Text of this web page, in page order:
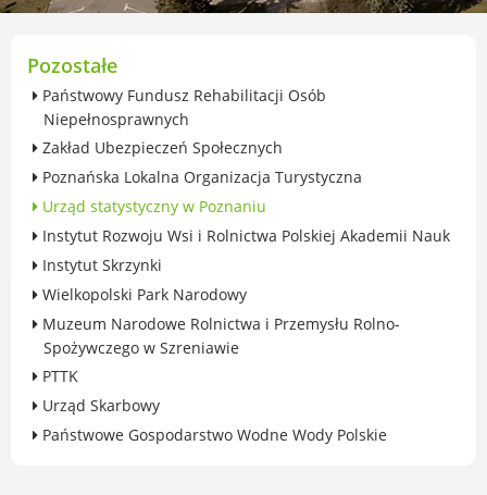
przekształceniowa
Ochrona środowiska
Edukacja ekologiczna
SZYKUJ SIĘ NA ZMIANY KLIMATU
Komunikacja miejska
Rolnictwo
Zwierzęta
Organizacje pozarządowe
Centrum Organizacji Pozarządowych
Karty honorowane w Luboniu
Duża Rodzina
Konsultacje społeczne i ewaluacje
Konkursy miejskie
Fundusze UE i krajowe
Pozostałe
Państwowy Fundusz Rehabilitacji Osób
Niepełnosprawnych
Zakład Ubezpieczeń Społecznych
Poznańska Lokalna Organizacja Turystyczna
Urząd statystyczny w Poznaniu
Instytut Rozwoju Wsi i Rolnictwa Polskiej Akademii Nauk
Instytut Skrzynki
Wielkopolski Park Narodowy
Muzeum Narodowe Rolnictwa i Przemysłu Rolno-
Spożywczego w Szreniawie
PTTK
Urząd Skarbowy
Państwowe Gospodarstwo Wodne Wody Polskie